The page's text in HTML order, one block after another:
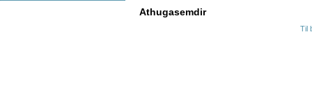
Athugasemdir
Til